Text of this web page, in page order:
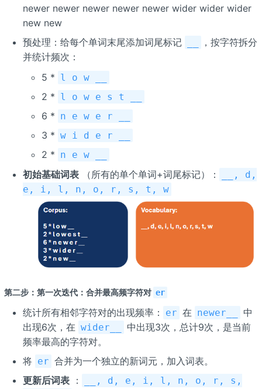
newer newer newer newer newer wider wider wider
new new
预处理：给每个单词末尾添加词尾标记
，按字符拆分
并统计频次：
5 * l o w __
2 * l o w e s t __
6 * n e w e r __
3 * w i d e r __
2 * n e w __
初始基础词表（所有的单个单词+词尾标记）：
__, d,
e, i, l, n, o, r, s, t, w
第二步：第一次迭代：合并最高频字符对 er
统计所有相邻字符对的出现频率： er 在 newer__
中
出现6次，在 wider__
中出现3次，总计9次，是当前
频率最高的字符对。
将 er 合并为一个独立的新词元，加入词表。
更新后词表：
__, d, e, i, l, n, o, r, s,